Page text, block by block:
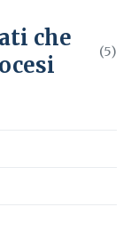
che
(5)